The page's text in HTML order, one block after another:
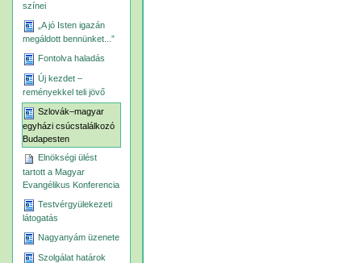
színei
„A jó Isten igazán
megáldott bennünket...”
Fontolva haladás
Új kezdet –
reményekkel teli jövő
Szlovák–magyar
egyházi csúcstalálkozó
Budapesten
Elnökségi ülést
tartott a Magyar
Evangélikus Konferencia
Testvérgyülekezeti
látogatás
Nagyanyám üzenete
Szolgálat határok